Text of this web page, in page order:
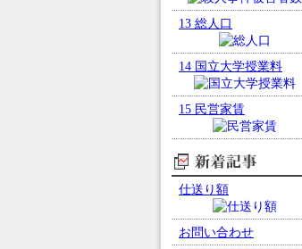
13 総人口
14 国立大学授業料
15 民営家賃
新着記事
仕送り額
お問い合わせ